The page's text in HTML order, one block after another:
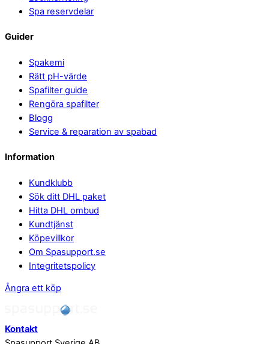
Spa reservdelar
Guider
Spakemi
Rätt pH-värde
Spafilter guide
Rengöra spafilter
Blogg
Service & reparation av spabad
Information
Kundklubb
Sök ditt DHL paket
Hitta DHL ombud
Kundtjänst
Köpevillkor
Om Spasupport.se
Integritetspolicy
Ångra ett köp
Kontakt